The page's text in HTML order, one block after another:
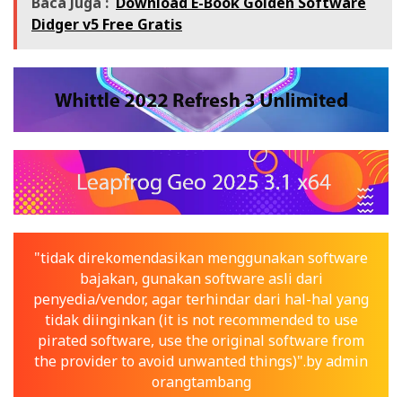
Didger v5 Free Gratis
"tidak direkomendasikan menggunakan software
bajakan, gunakan software asli dari
penyedia/vendor, agar terhindar dari hal-hal yang
tidak diinginkan (it is not recommended to use
pirated software, use the original software from
the provider to avoid unwanted things)".by admin
orangtambang